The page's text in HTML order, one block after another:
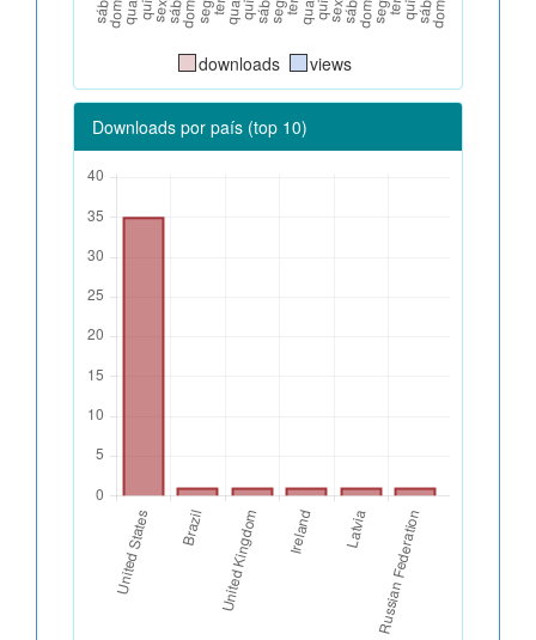
downloads views
Downloads por país (top 10)